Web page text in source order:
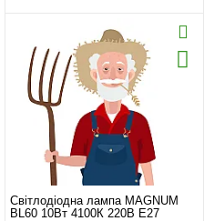
Світлодіодна лампа MAGNUM
BL60 10Вт 4100К 220В Е27